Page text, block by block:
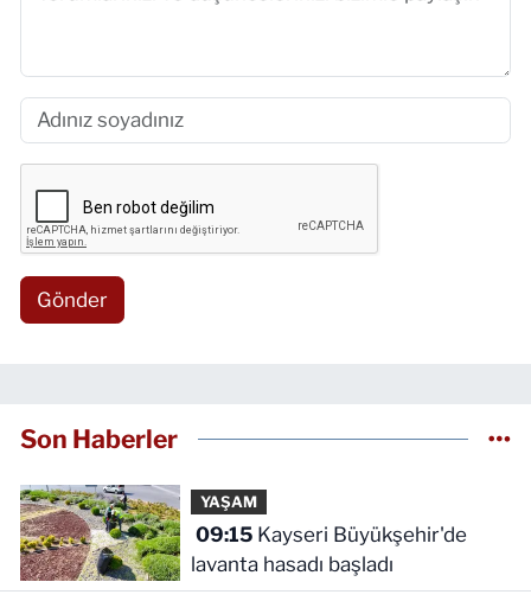
Gönder
Son Haberler
YAŞAM
09:15Kayseri Büyükşehir'de
lavanta hasadı başladı